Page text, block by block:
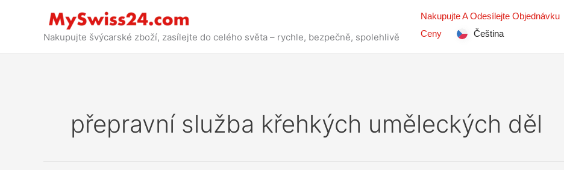
Nakupujte švýcarské zboží, zasílejte do celého světa – rychle, bezpečně, spolehlivě
Nakupujte A Odesílejte Objednávku
Ceny
Čeština
přepravní služba křehkých uměleckých děl